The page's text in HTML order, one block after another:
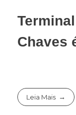
Chaves
Leia Mais